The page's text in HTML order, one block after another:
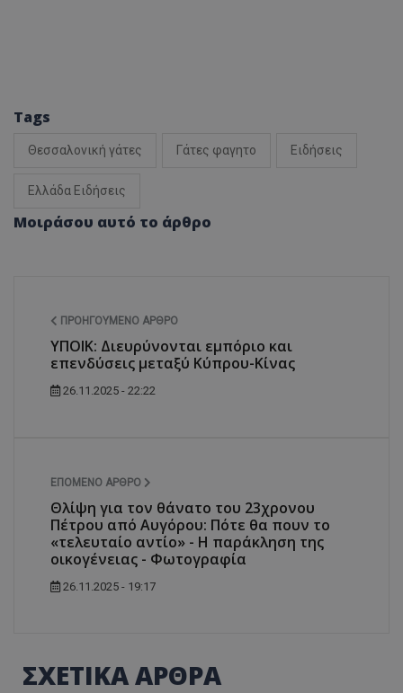
Tags
Θεσσαλονική γάτες Γάτες φαγητο Ειδήσεις
Ελλάδα Ειδήσεις
Μοιράσου αυτό το άρθρο
ΠΡΟΗΓΟΎΜΕΝΟ ΆΡΘΡΟ
ΥΠΟΙΚ: Διευρύνονται εμπόριο και
επενδύσεις μεταξύ Κύπρου-Κίνας
26.11.2025 - 22:22
ΕΠΌΜΕΝΟ ΆΡΘΡΟ
Θλίψη για τον θάνατο του 23χρονου
Πέτρου από Αυγόρου: Πότε θα πουν το
«τελευταίο αντίο» - Η παράκληση της
οικογένειας - Φωτογραφία
26.11.2025 - 19:17
ΣΧΕΤΙΚΑ ΑΡΘΡΑ